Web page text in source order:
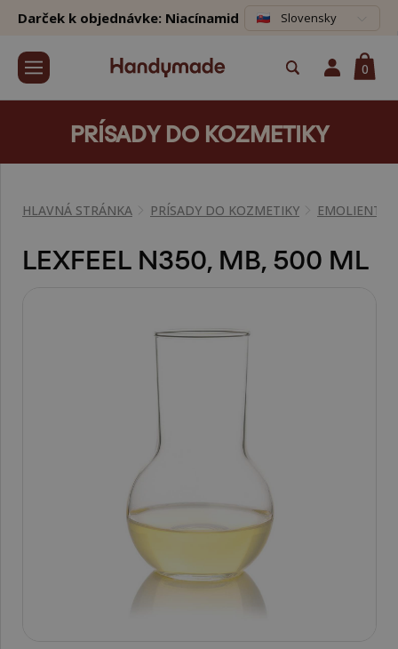
Darček k objednávke: Niacínamid Slovensky
0
PRÍSADY DO KOZMETIKY
HLAVNÁ STRÁNKA PRÍSADY DO KOZMETIKY EMOLIENTY
LEXFEEL N350, MB, 500 ML